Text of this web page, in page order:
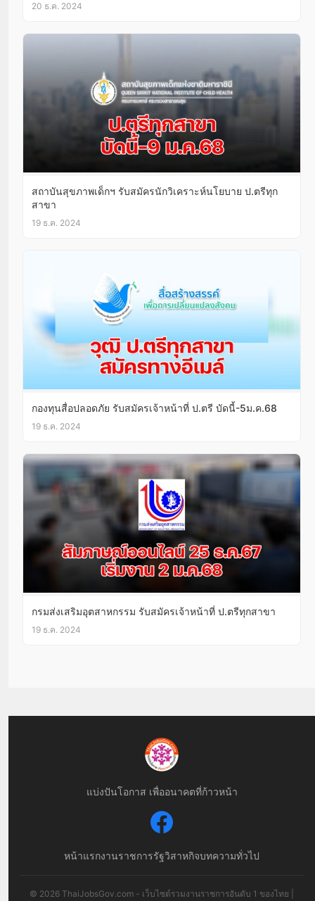
20 ธ.ค. 2024
สถาบันสุขภาพเด็กฯ รับสมัครนักวิเคราะห์นโยบาย ป.ตรีทุก
สาขา
19 ธ.ค. 2024
กองทุนสื่อปลอดภัย รับสมัครเจ้าหน้าที่ ป.ตรี บัดนี้-5ม.ค.68
19 ธ.ค. 2024
กรมส่งเสริมอุตสาหกรรม รับสมัครเจ้าหน้าที่ ป.ตรีทุกสาขา
19 ธ.ค. 2024
แบ่งปันโอกาส เพื่ออนาคตที่ก้าวหน้า
หน้าแรกงานราชการรัฐวิสาหกิจบทความทั่วไป
© 2026 ThaiJobsGov.com - เว็บไซต์รวมงานราชการอันดับ 1 ของไทย |